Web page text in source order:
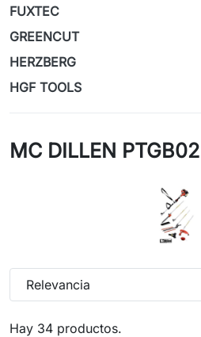
FUXTEC
GREENCUT
HERZBERG
HGF TOOLS
MC DILLEN PTGB02
Hay 34 productos.
Relevancia